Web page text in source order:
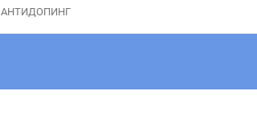
АНТИДОПИНГ